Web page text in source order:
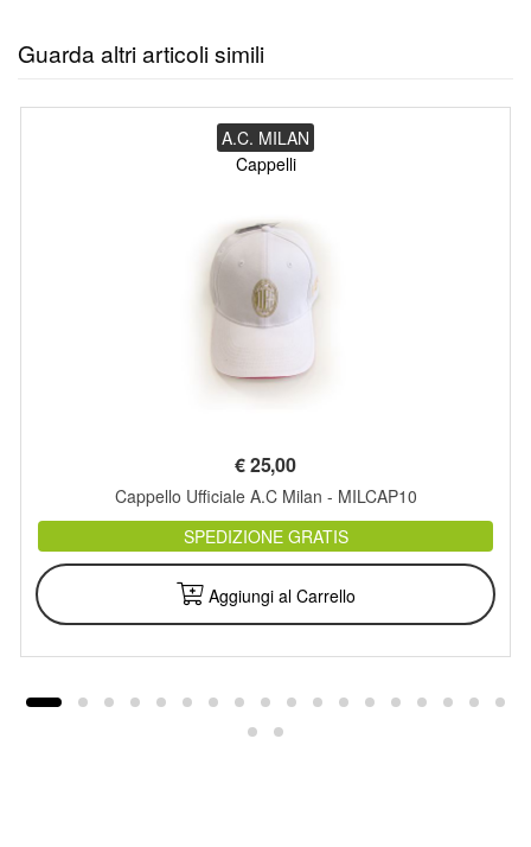
Guarda altri articoli simili
A.C. MILAN
Cappelli
€25,00
Cappello Ufficiale A.C Milan - MILCAP10
SPEDIZIONE GRATIS
Aggiungi al Carrello